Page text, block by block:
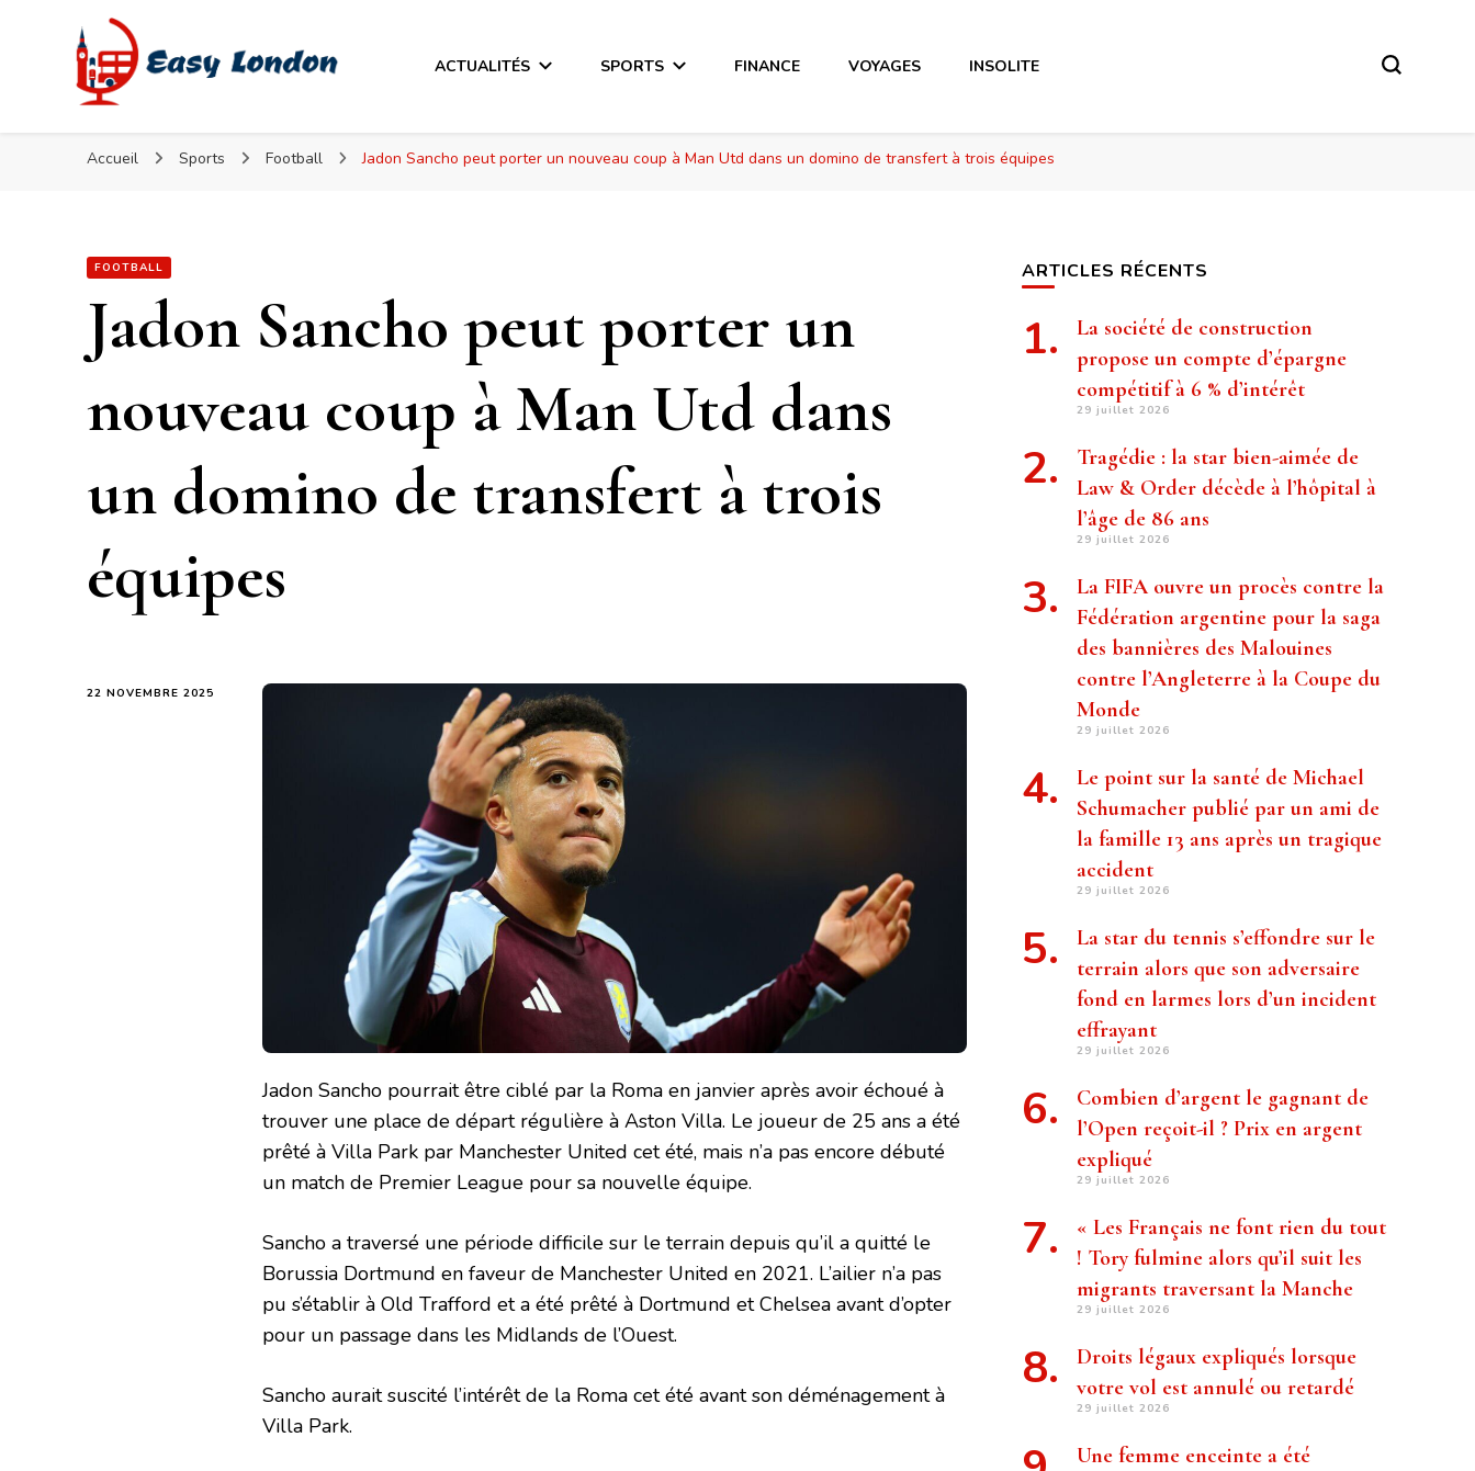
Easy London
Easy London
ACTUALITÉS SPORTS FINANCE VOYAGES INSOLITE
Accueil Sports Football Jadon Sancho peut porter un nouveau coup à Man Utd dans un domino de transfert à trois équipes
FOOTBALL
Jadon Sancho peut porter un
nouveau coup à Man Utd dans
un domino de transfert à trois
équipes
22 NOVEMBRE 2025
Jadon Sancho pourrait être ciblé par la Roma en janvier après avoir échoué à
trouver une place de départ régulière à Aston Villa. Le joueur de 25 ans a été
prêté à Villa Park par Manchester United cet été, mais n’a pas encore débuté
un match de Premier League pour sa nouvelle équipe.
Sancho a traversé une période difficile sur le terrain depuis qu’il a quitté le
Borussia Dortmund en faveur de Manchester United en 2021. L’ailier n’a pas
pu s’établir à Old Trafford et a été prêté à Dortmund et Chelsea avant d’opter
pour un passage dans les Midlands de l’Ouest.
Sancho aurait suscité l’intérêt de la Roma cet été avant son déménagement à
Villa Park.
ARTICLES RÉCENTS
La société de construction
propose un compte d’épargne
compétitif à 6 % d’intérêt
29 juillet 2026
Tragédie : la star bien-aimée de
Law & Order décède à l’hôpital à
l’âge de 86 ans
29 juillet 2026
La FIFA ouvre un procès contre la
Fédération argentine pour la saga
des bannières des Malouines
contre l’Angleterre à la Coupe du
Monde
29 juillet 2026
Le point sur la santé de Michael
Schumacher publié par un ami de
la famille 13 ans après un tragique
accident
29 juillet 2026
La star du tennis s’effondre sur le
terrain alors que son adversaire
fond en larmes lors d’un incident
effrayant
29 juillet 2026
Combien d’argent le gagnant de
l’Open reçoit-il ? Prix ​​en argent
expliqué
29 juillet 2026
« Les Français ne font rien du tout
! Tory fulmine alors qu’il suit les
migrants traversant la Manche
29 juillet 2026
Droits légaux expliqués lorsque
votre vol est annulé ou retardé
29 juillet 2026
Une femme enceinte a été